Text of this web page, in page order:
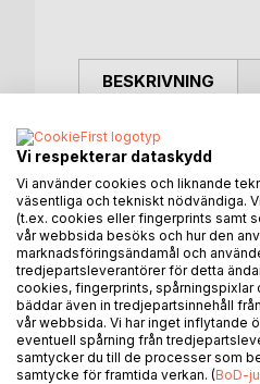
BESKRIVNING
Handbok för
humor för att göra
och kanske kan ge
ANDRA
Vi respekterar dataskydd
Vi använder cookies och liknande
väsentliga och tekniskt nödvändiga.
(t.ex. cookies eller fingerprints samt
vår webbsida besöks och hur den
marknadsföringsändamål och
tredjepartsleverantörer för detta
cookies, fingerprints, spårningspixlar
bäddar även in tredjepartsinnehåll
vår webbsida. Vi har inget inflytande
eventuell spårning från
samtycker du till de processer som
samtycke för framtida verkan. (BoD-